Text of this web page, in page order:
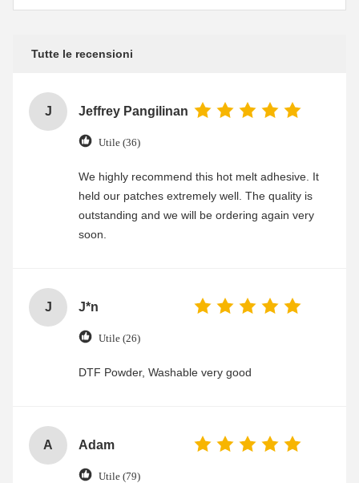
Tutte le recensioni
J Jeffrey Pangilinan
Utile (36)
We highly recommend this hot melt adhesive. It
held our patches extremely well. The quality is
outstanding and we will be ordering again very
soon.
J J*n
Utile (26)
DTF Powder, Washable very good
A Adam
Utile (79)